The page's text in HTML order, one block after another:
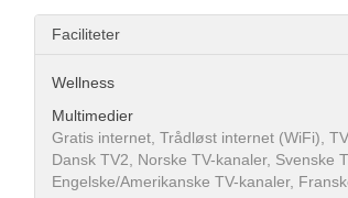
Faciliteter
Wellness
Multimedier
Gratis internet, Trådløst internet (WiFi),
Dansk TV2, Norske TV-kanaler, Svenske
Engelske/Amerikanske TV-kanaler,